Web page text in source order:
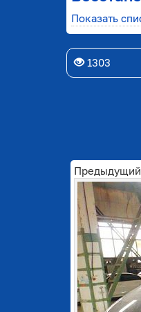
Показать
1303